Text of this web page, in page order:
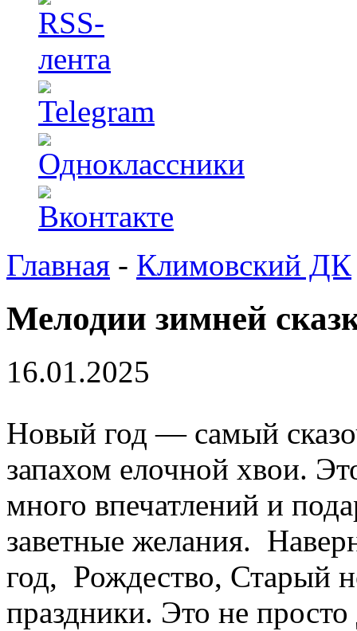
Главная - Климовский ДК
Мелодии зимней
16.01.2025
Новый год — самый
запахом елочной хвои.
много впечатлений и
заветные желания.
год, Рождество, Старый
праздники. Это не просто